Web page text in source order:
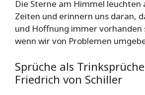
Die Sterne am Himmel leuchten
Zeiten und erinnern uns daran,
und Hoffnung immer vorhanden
wenn wir von Problemen
Sprüche als
Friedrich von Schiller